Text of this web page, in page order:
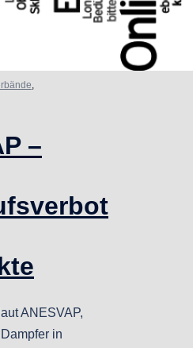
,
–
ANESVAP,
in